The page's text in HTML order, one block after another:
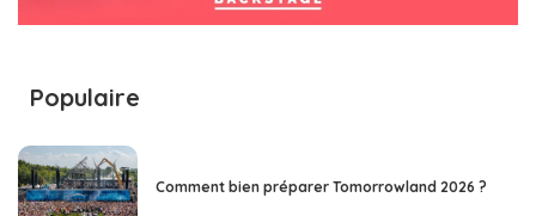
Populaire
Comment bien préparer Tomorrowland 2026 ?